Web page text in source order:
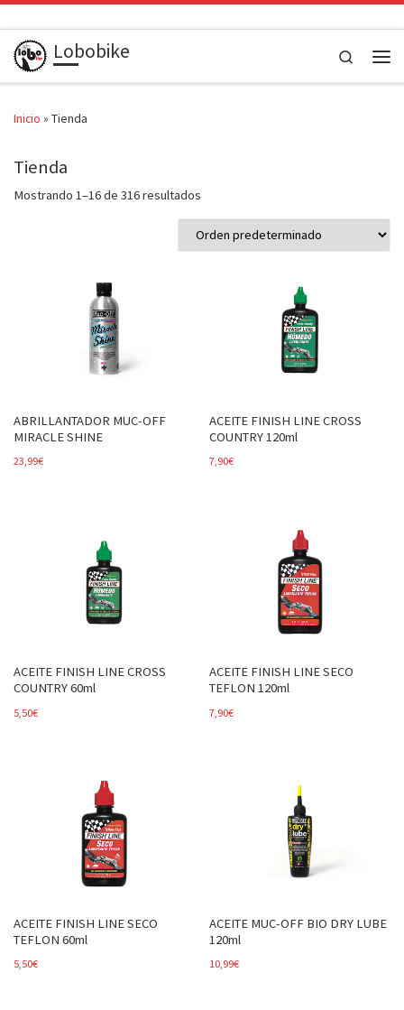
Saltar al contenido
Lobobike
Search
Inicio » Tienda
Tienda
Mostrando 1–16 de 316 resultados
ABRILLANTADOR MUC-OFF
MIRACLE SHINE
23,99€
ACEITE FINISH LINE CROSS
COUNTRY 120ml
7,90€
ACEITE FINISH LINE CROSS
COUNTRY 60ml
5,50€
ACEITE FINISH LINE SECO
TEFLON 120ml
7,90€
ACEITE FINISH LINE SECO
TEFLON 60ml
5,50€
ACEITE MUC-OFF BIO DRY LUBE
120ml
10,99€